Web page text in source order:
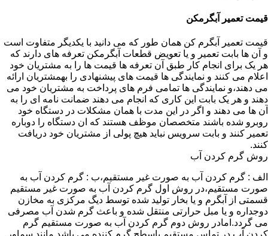
قیمت تعمیر آبگرمکن
قیمت تعمیر آبگرم کن همان طور که می دانید با یکدیگر متفاوت است
و آن ها بابت تعمیر و یا تعویض قطعات آبگرمکن تعرفه های دارند که
هر یک برای انجام کار طبق آن تعرفه ها قیمت ها را به مشتریان خود
اعلام می کنند و نمایندگی ها قیمت های پیشنهادی را بهمشتریان ارائه
می دهند،و نمایندگی ها تمامی فرم های پرداخت به مشتریان خود می
دهند و هر یک بابت این کاری که انجام می دهند ضمانت نامه ای را به
آن ها می دهند و اگر در این مدت با همان مشکلات در دستگاه خود
روبرو شده باشند متخصصان موظف هستند که ان دستگاه را دوباره
تعمیر کنند و بابت سرویس نباید هیچ پولی از مشتریان خود دریافت
کنند.
روش گرم کردن آب
الف : گرم کردن آب به صورت غیر مستقیم،ب : گرم کردن آب به
صورت مستقیم،در روش اول گرم کردن آب به صورت غیر مستقیم
قسمتی از آبگرم و یا بخار تولید شده توسط دیگ مرکزی به مخازن
دوجداره و یا مبل حرارتی منتقل شده و باعث گرم شدن آب مصرفی
می گردد.امادر روش دوم گرم کردن آب به صورت مستقیم گرم